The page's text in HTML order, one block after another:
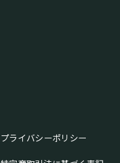
プライバシーポリシー